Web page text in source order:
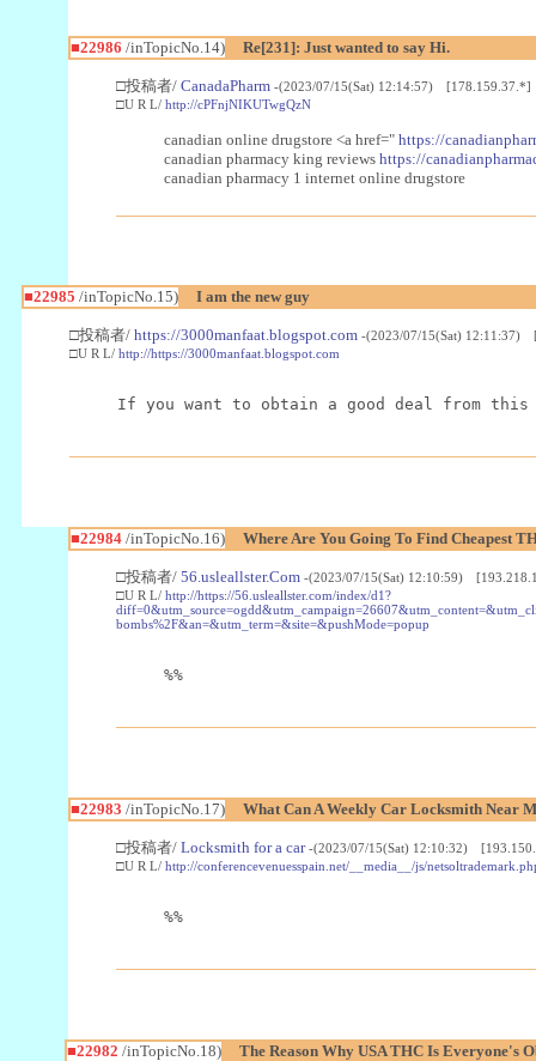
■22986 /inTopicNo.14) Re[231]: Just wanted to say Hi.
□投稿者/ CanadaPharm -(2023/07/15(Sat) 12:14:57) [178.159.37.*]
□U R L/ http://cPFnjNIKUTwgQzN
canadian online drugstore <a href=" https://
canadian pharmacy king reviews https://
canadian pharmacy 1 internet online drugstore
■22985 /inTopicNo.15) I am the new guy
□投稿者/ https://3000manfaat.blogspot.com -(2023/07/15(Sat) 12:11:37)
□U R L/ http://https://3000manfaat.blogspot.com
If you want to obtain a good deal from this
■22984/inTopicNo.16) Where Are You Going To Find Cheapest
□投稿者/ 56.usleallster.Com -(2023/07/15(Sat) 12:10:59)
□U R L/ http://https://56.usleallster.com/index/d1?
bombs%2F&an=&utm_term=&site=&pushMode=popup
%%
■22983 /inTopicNo.17) What Can A Weekly Car Locksmith Near
□投稿者/ Locksmith for a car -(2023/07/15(Sat) 12:10:32)
□U R L/ http://conferencevenuesspain.net/__media__/js/
%%
■22982 /inTopicNo.18) The Reason Why USA THC Is Everyone's